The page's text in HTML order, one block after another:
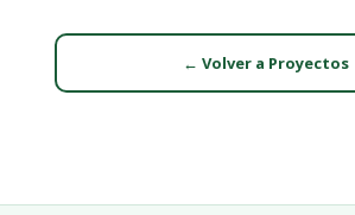
← Volver a Proyectos